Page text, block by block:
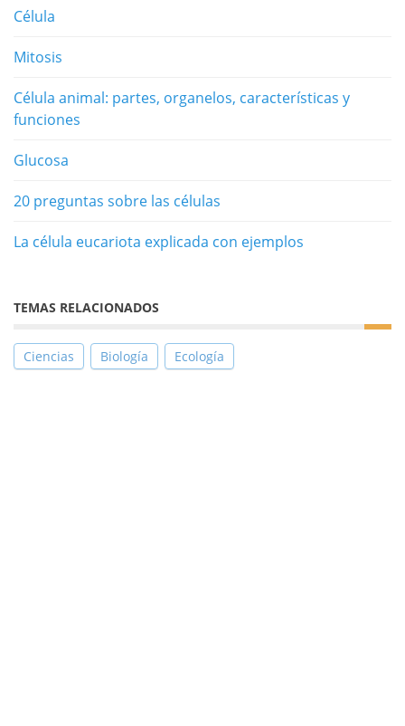
Célula
Mitosis
Célula animal: partes, organelos, características y
funciones
Glucosa
20 preguntas sobre las células
La célula eucariota explicada con ejemplos
TEMAS RELACIONADOS
Ciencias Biología Ecología